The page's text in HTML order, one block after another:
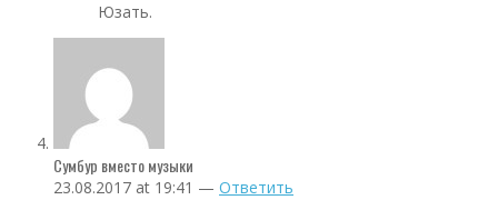
Юзать.
Сумбур вместо музыки
23.08.2017 at 19:41 — Ответить